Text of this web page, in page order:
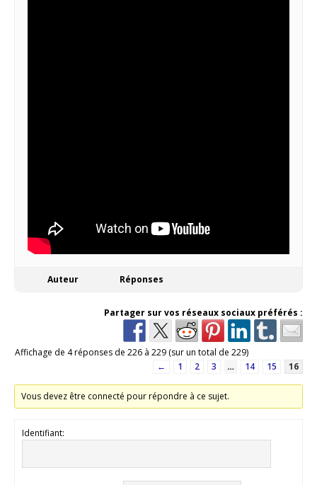
Auteur Réponses
Partager sur vos réseaux sociaux préférés :
Affichage de 4 réponses de 226 à 229 (sur un total de 229)
←
1 2 3 … 14 15 16
Vous devez être connecté pour répondre à ce sujet.
Identifiant: